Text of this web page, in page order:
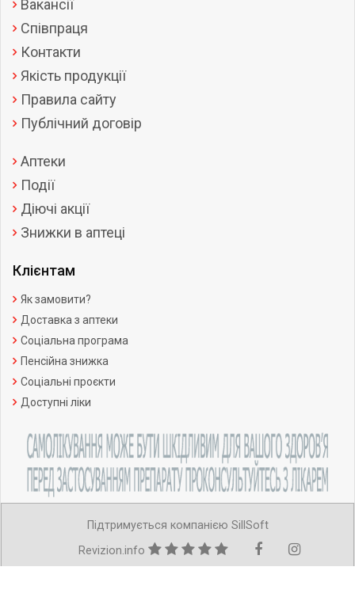
Вакансії
Співпраця
Контакти
Якість продукції
Правила сайту
Публічний договір
Аптеки
Події
Діючі акції
Знижки в аптеці
Клієнтам
Як замовити?
Доставка з аптеки
Соціальна програма
Пенсійна знижка
Соціальні проєкти
Доступні ліки
Підтримується компанією SillSoft
Revizion.info